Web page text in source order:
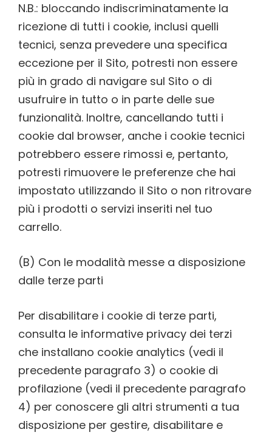
N.B.: bloccando indiscriminatamente la
ricezione di tutti i cookie, inclusi quelli
tecnici, senza prevedere una specifica
eccezione per il Sito, potresti non essere
più in grado di navigare sul Sito o di
usufruire in tutto o in parte delle sue
funzionalità. Inoltre, cancellando tutti i
cookie dal browser, anche i cookie tecnici
potrebbero essere rimossi e, pertanto,
potresti rimuovere le preferenze che hai
impostato utilizzando il Sito o non ritrovare
più i prodotti o servizi inseriti nel tuo
carrello.
(B) Con le modalità messe a disposizione
dalle terze parti
Per disabilitare i cookie di terze parti,
consulta le informative privacy dei terzi
che installano cookie analytics (vedi il
precedente paragrafo 3) o cookie di
profilazione (vedi il precedente paragrafo
4) per conoscere gli altri strumenti a tua
disposizione per gestire, disabilitare e